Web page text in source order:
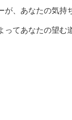
、あなたの気持
てあなたの望む